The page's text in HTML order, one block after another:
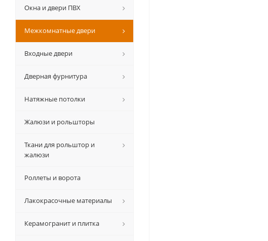
Окна и двери ПВХ
Межкомнатные двери
Входные двери
Дверная фурнитура
Натяжные потолки
Жалюзи и рольшторы
Ткани для рольштор и
жалюзи
Роллеты и ворота
Лакокрасочные материалы
Керамогранит и плитка